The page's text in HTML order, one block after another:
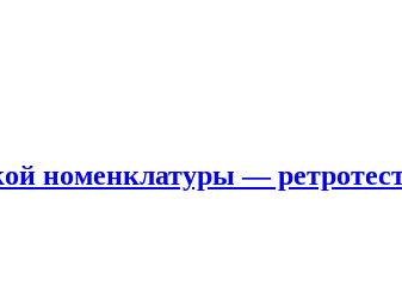
номенклатуры —